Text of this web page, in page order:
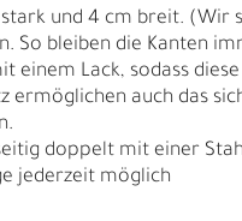
und 4 cm breit. (Wir
So bleiben die Kanten
einem Lack, sodass
ermöglichen auch das
doppelt mit einer
jederzeit möglich